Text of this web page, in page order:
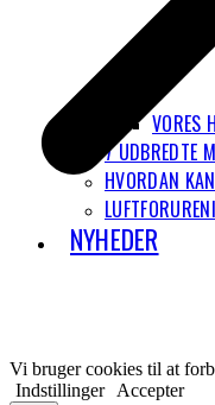
VORES
7 UDBREDTE
HVORDAN
NYHEDER
Vi bruger cookies til at
Indstillinger
Accepter